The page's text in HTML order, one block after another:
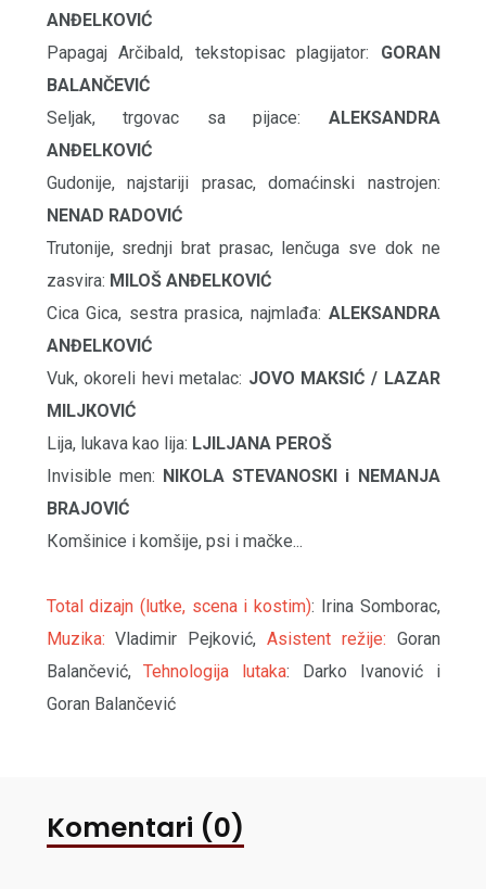
ANĐELКOVIĆ
Papagaj Arčibald, tekstopisac plagijator: GORAN
BALANČEVIĆ
Seljak, trgovac sa pijace: ALEКSANDRA
ANĐELКOVIĆ
Gudonije, najstariji prasac, domaćinski nastrojen:
NENAD RADOVIĆ
Trutonije, srednji brat prasac, lenčuga sve dok ne
zasvira: MILOŠ ANĐELКOVIĆ
Cica Gica, sestra prasica, najmlađa: ALEКSANDRA
ANĐELКOVIĆ
Vuk, okoreli hevi metalac: JOVO MAКSIĆ / LAZAR
MILJКOVIĆ
Lija, lukava kao lija: LJILJANA PEROŠ
Invisible men: NIКOLA STEVANOSКI i NEMANJA
BRAJOVIĆ
Кomšinice i komšije, psi i mačke...
Total dizajn (lutke, scena i kostim): Irina Somborac,
Muzika:Vladimir Pejković, Asistent režije: Goran
Balančević,Tehnologija lutaka: Darko Ivanović i
Goran Balančević
Komentari (0)